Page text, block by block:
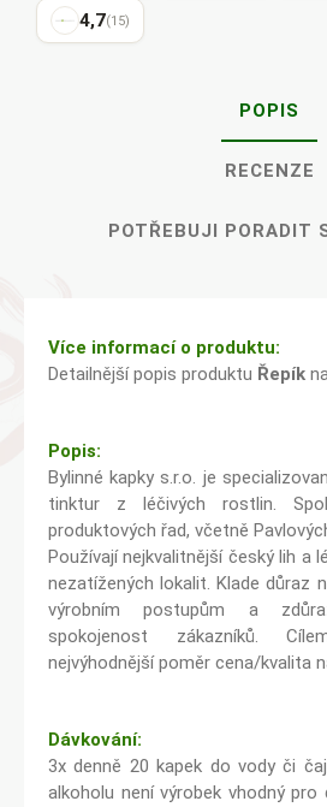
4,7(15)
POPIS
RECENZE
POTŘEBUJI PORADIT
Více informací o produktu:
Detailnější popis produktu Řepík
Popis:
Bylinné kapky s.r.o. je
tinktur z léčivých rostlin.
produktových řad, včetně
Používají nejkvalitnější český lih a
nezatížených lokalit. Klade důraz
výrobním postupům a
spokojenost zákazníků.
nejvýhodnější poměr cena/kvalita
Dávkování:
3x denně 20 kapek do vody či
alkoholu není výrobek vhodný